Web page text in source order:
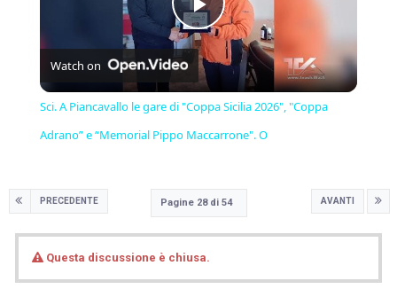
Play
Video
Watch on
Sci. A Piancavallo le gare di "Coppa Sicilia 2026", "Coppa
Adrano” e “Memorial Pippo Maccarrone". O
PRECEDENTE AVANTI
Pagine 28 di 54
Questa discussione è chiusa.